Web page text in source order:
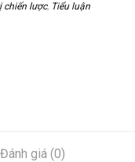
chiến lược, Tiểu luận
Đánh giá (0)